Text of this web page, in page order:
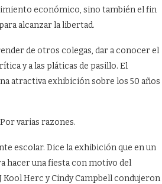
económico, sino también el fin
alcanzar la libertad.
de otros colegas, dar a conocer el
y a las pláticas de pasillo. El
atractiva exhibición sobre los 50 años
varias razones.
escolar. Dice la exhibición que en un
hacer una fiesta con motivo del
Kool Herc y Cindy Campbell condujeron